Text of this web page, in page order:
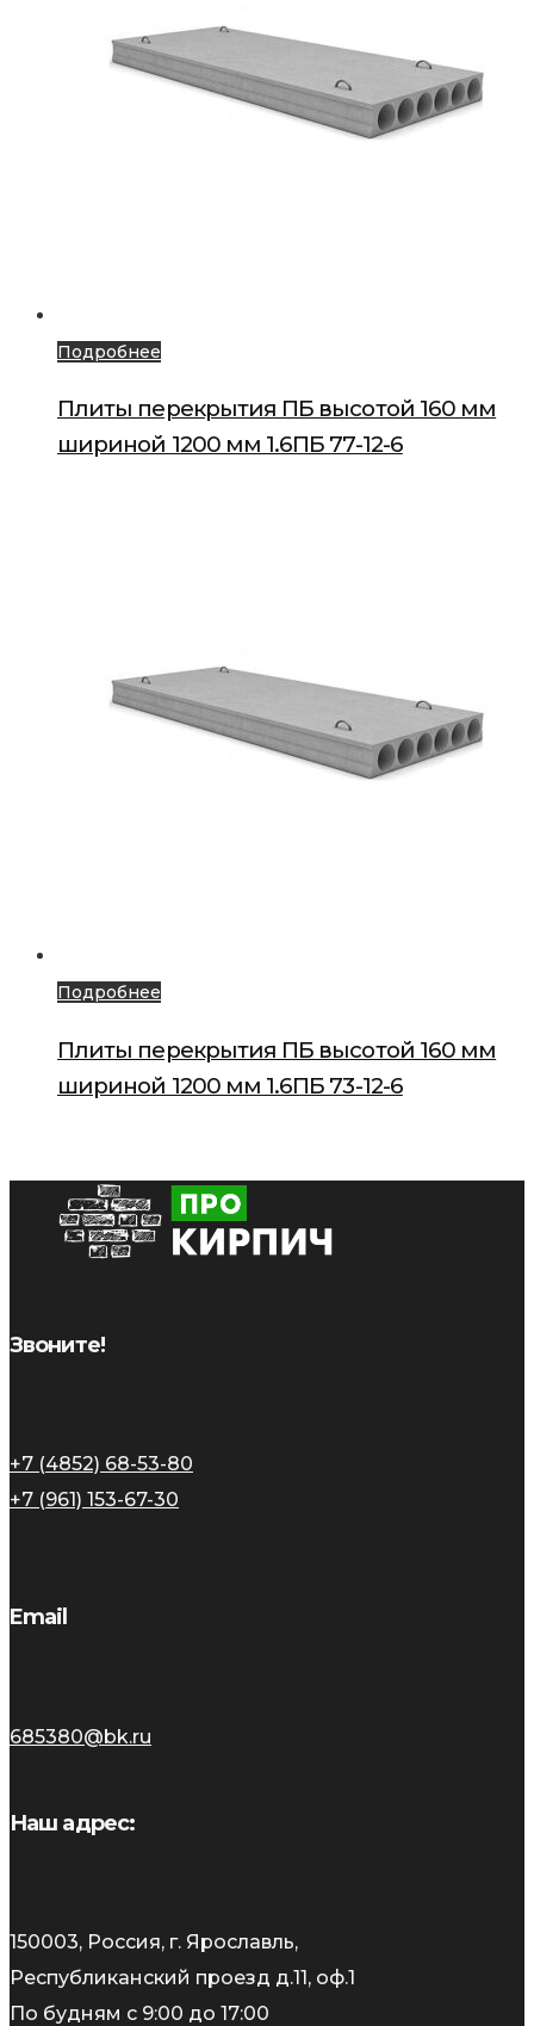
Подробнее
Плиты перекрытия ПБ высотой 160 мм
шириной 1200 мм 1.6ПБ 77-12-6
Подробнее
Плиты перекрытия ПБ высотой 160 мм
шириной 1200 мм 1.6ПБ 73-12-6
Звоните!
+7 (4852) 68-53-80
+7 (961) 153-67-30
Email
685380@bk.ru
Наш адрес:
150003, Россия, г. Ярославль,
Республиканский проезд д.11, оф.1
По будням с 9:00 до 17:00